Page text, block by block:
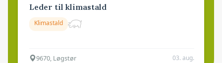
Leder til klimastald
Klimastald
9670, Løgstør 03. aug.